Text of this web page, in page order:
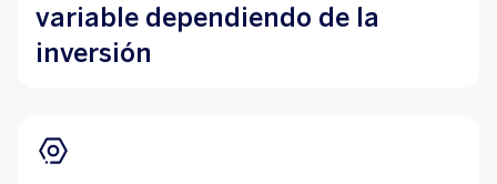
variable dependiendo de la
inversión